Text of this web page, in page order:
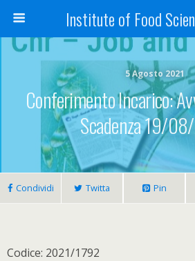
Institute of Food
5 Agosto 2021
Conferimento Incarico:
Scadenza 19/
Condividi Twitta Pin
Codice: 2021/1792